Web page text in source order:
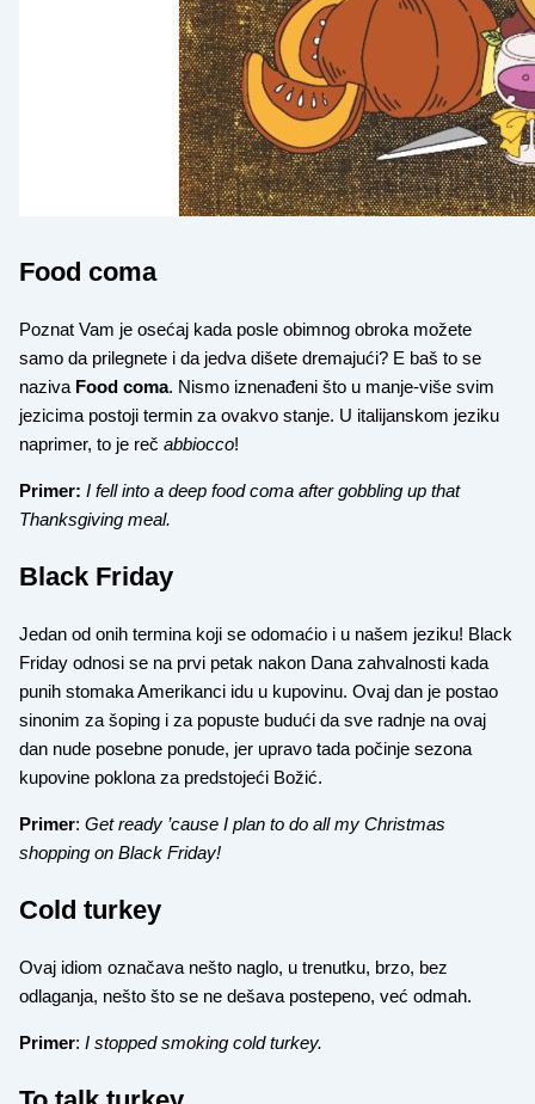
Food coma
Poznat Vam je osećaj kada posle obimnog obroka možete
samo da prilegnete i da jedva dišete dremajući? E baš to se
naziva Food coma. Nismo iznenađeni što u manje-više svim
jezicima postoji termin za ovakvo stanje. U italijanskom jeziku
naprimer, to je reč abbiocco!
Primer: I fell into a deep food coma after gobbling up that
Thanksgiving meal.
Black Friday
Jedan od onih termina koji se odomaćio i u našem jeziku! Black
Friday odnosi se na prvi petak nakon Dana zahvalnosti kada
punih stomaka Amerikanci idu u kupovinu. Ovaj dan je postao
sinonim za šoping i za popuste budući da sve radnje na ovaj
dan nude posebne ponude, jer upravo tada počinje sezona
kupovine poklona za predstojeći Božić.
Primer: Get ready ’cause I plan to do all my Christmas
shopping on Black Friday!
Cold turkey
Ovaj idiom označava nešto naglo, u trenutku, brzo, bez
odlaganja, nešto što se ne dešava postepeno, već odmah.
Primer: I stopped smoking cold turkey.